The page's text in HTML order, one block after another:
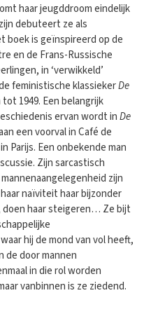
haar jeugddroom eindelijk
debuteert ze als
boek is geïnspireerd op de
en de Frans-Russische
in ‘verwikkeld’
feministische klassiekerDe
1949. Een belangrijk
ervan wordt inDe
een voorval in Café de
Parijs. Een onbekende man
Zijn sarcastisch
zijn
naïviteit haar bijzonder
doen haar steigeren… Ze bijt
hij de mond van vol heeft,
de door mannen
in die rol worden
vanbinnen is ze ziedend.